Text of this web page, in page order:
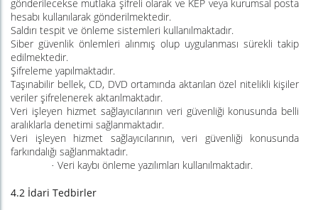
gönderilecekse mutlaka şifreli olarak ve KEP veya kurumsal posta
hesabı kullanılarak gönderilmektedir.
Saldırı tespit ve önleme sistemleri kullanılmaktadır.
Siber güvenlik önlemleri alınmış olup uygulanması sürekli takip
edilmektedir.
Şifreleme yapılmaktadır.
Taşınabilir bellek, CD, DVD ortamında aktarılan özel nitelikli kişiler
veriler şifrelenerek aktarılmaktadır.
Veri işleyen hizmet sağlayıcılarının veri güvenliği konusunda belli
aralıklarla denetimi sağlanmaktadır.
Veri işleyen hizmet sağlayıcılarının, veri güvenliği konusunda
farkındalığı sağlanmaktadır.
· Veri kaybı önleme yazılımları kullanılmaktadır.
4.2 İdari Tedbirler